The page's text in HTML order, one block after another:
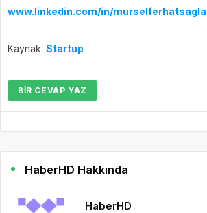
www.linkedin.com/in/
Kaynak: Startup
BIR CEVAP YAZ
HaberHD Hakkında
HaberHD